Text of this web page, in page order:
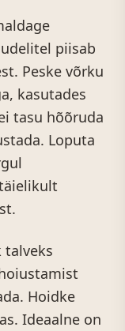
piisab
Peske võrku
kasutades
tasu hõõruda
Loputa
talveks
Hoidke
Ideaalne on